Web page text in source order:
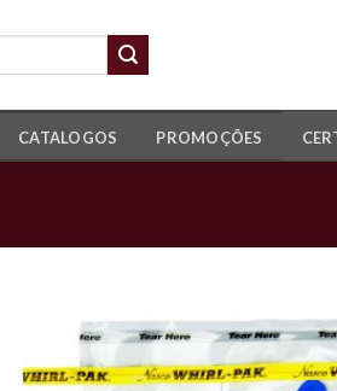
CATALOGOS PROMOÇÕES